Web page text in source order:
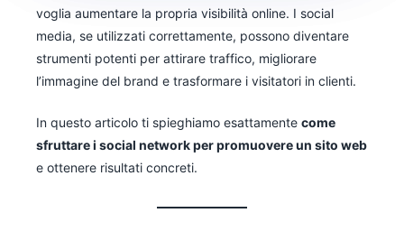
voglia aumentare la propria visibilità online. I social
media, se utilizzati correttamente, possono diventare
strumenti potenti per attirare traffico, migliorare
l’immagine del brand e trasformare i visitatori in clienti.
In questo articolo ti spieghiamo esattamente come
sfruttare i social network per promuovere un sito web
e ottenere risultati concreti.